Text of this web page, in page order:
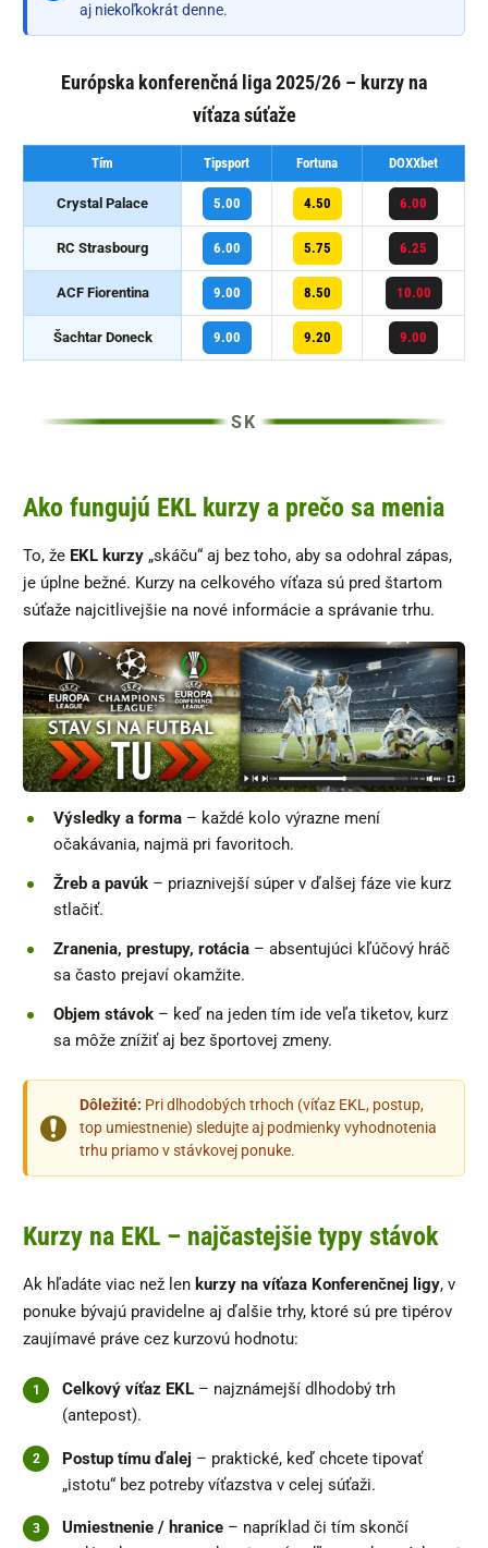
aj niekoľkokrát denne.
Európska konferenčná liga 2025/26 – kurzy na
víťaza súťaže
Tím Tipsport Fortuna DOXXbet
Crystal Palace 5.00 4.50 6.00
RC Strasbourg 6.00 5.75 6.25
ACF Fiorentina 9.00 8.50 10.00
Šachtar Doneck 9.00 9.20 9.00
Ako fungujú EKL kurzy a prečo sa menia
To, že EKL kurzy „skáču“ aj bez toho, aby sa odohral zápas,
je úplne bežné. Kurzy na celkového víťaza sú pred štartom
súťaže najcitlivejšie na nové informácie a správanie trhu.
Výsledky a forma – každé kolo výrazne mení
očakávania, najmä pri favoritoch.
Žreb a pavúk – priaznivejší súper v ďalšej fáze vie kurz
stlačiť.
Zranenia, prestupy, rotácia – absentujúci kľúčový hráč
sa často prejaví okamžite.
Objem stávok – keď na jeden tím ide veľa tiketov, kurz
sa môže znížiť aj bez športovej zmeny.
Dôležité: Pri dlhodobých trhoch (víťaz EKL, postup,
top umiestnenie) sledujte aj podmienky vyhodnotenia
trhu priamo v stávkovej ponuke.
Kurzy na EKL – najčastejšie typy stávok
Ak hľadáte viac než len kurzy na víťaza Konferenčnej ligy, v
ponuke bývajú pravidelne aj ďalšie trhy, ktoré sú pre tipérov
zaujímavé práve cez kurzovú hodnotu:
Celkový víťaz EKL – najznámejší dlhodobý trh
(antepost).
Postup tímu ďalej – praktické, keď chcete tipovať
„istotu“ bez potreby víťazstva v celej súťaži.
Umiestnenie / hranice – napríklad či tím skončí